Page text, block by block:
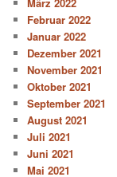
Februar 2022
Januar 2022
Dezember 2021
November 2021
Oktober 2021
September 2021
August 2021
Juli 2021
Juni 2021
Mai 2021